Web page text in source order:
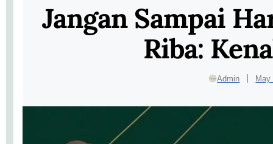
Jangan Sampai
Riba:
Admin May